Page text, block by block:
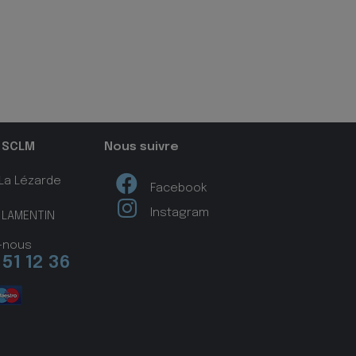
Lézarde
nous
12 36
Nous suivre
Facebook
Instagram